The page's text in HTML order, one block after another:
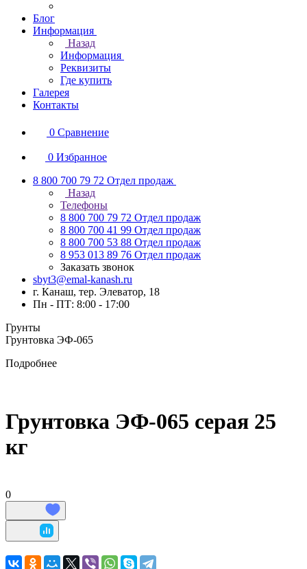
Блог
Информация
Назад
Информация
Реквизиты
Где купить
Галерея
Контакты
0 Сравнение
0 Избранное
8 800 700 79 72 Отдел продаж
Назад
Телефоны
8 800 700 79 72 Отдел продаж
8 800 700 41 99 Отдел продаж
8 800 700 53 88 Отдел продаж
8 953 013 89 76 Отдел продаж
Заказать звонок
sbyt3@emal-kanash.ru
г. Канаш, тер. Элеватор, 18
Пн - ПТ: 8:00 - 17:00
Грунты
Грунтовка ЭФ-065
Подробнее
Грунтовка ЭФ-065 серая 25
кг
0